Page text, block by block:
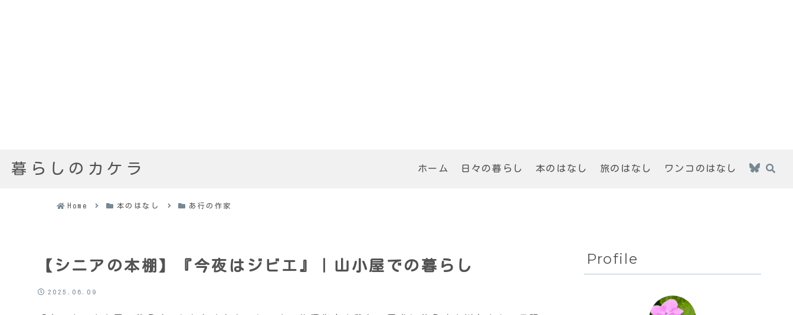
暮らしのカケラ ホーム 日々の暮らし 本のはなし 旅のはなし ワンコのはなし
Home 本のはなし あ行の作家
【シニアの本棚】『今夜はジビエ』｜山小屋での暮らし
2025.06.09
Profile